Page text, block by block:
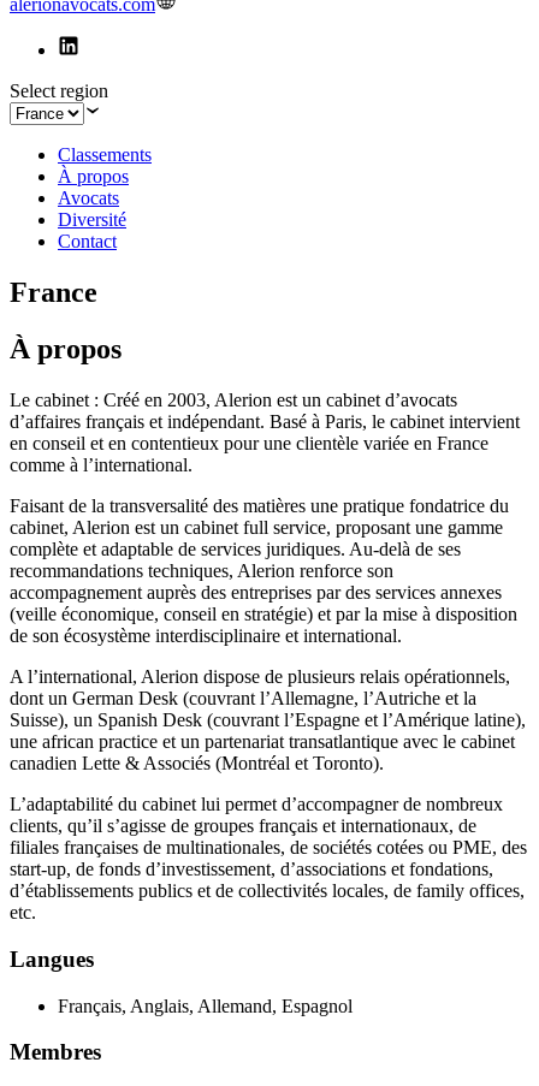
alerionavocats.com
Select region
Classements
À propos
Avocats
Diversité
Contact
France
À propos
Le cabinet : Créé en 2003, Alerion est un cabinet d’avocats
d’affaires français et indépendant. Basé à Paris, le cabinet intervient
en conseil et en contentieux pour une clientèle variée en France
comme à l’international.
Faisant de la transversalité des matières une pratique fondatrice du
cabinet, Alerion est un cabinet full service, proposant une gamme
complète et adaptable de services juridiques. Au-delà de ses
recommandations techniques, Alerion renforce son
accompagnement auprès des entreprises par des services annexes
(veille économique, conseil en stratégie) et par la mise à disposition
de son écosystème interdisciplinaire et international.
A l’international, Alerion dispose de plusieurs relais opérationnels,
dont un German Desk (couvrant l’Allemagne, l’Autriche et la
Suisse), un Spanish Desk (couvrant l’Espagne et l’Amérique latine),
une african practice et un partenariat transatlantique avec le cabinet
canadien Lette & Associés (Montréal et Toronto).
L’adaptabilité du cabinet lui permet d’accompagner de nombreux
clients, qu’il s’agisse de groupes français et internationaux, de
filiales françaises de multinationales, de sociétés cotées ou PME, des
start-up, de fonds d’investissement, d’associations et fondations,
d’établissements publics et de collectivités locales, de family offices,
etc.
Langues
Français, Anglais, Allemand, Espagnol
Membres